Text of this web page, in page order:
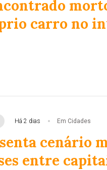
carro no
Há 2 dias Em Cidades
cenário
entre